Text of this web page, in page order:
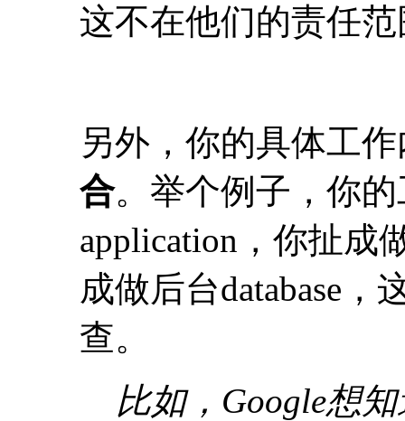
这不在他们的责任
另外，你的具体工
合。举个例子，你
application，你扯成
成做后台database
查。
比如，Google想